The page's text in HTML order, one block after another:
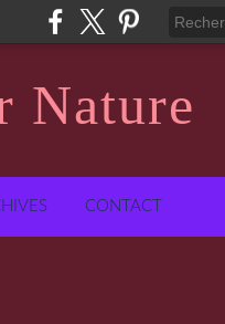
Nature
CONTACT